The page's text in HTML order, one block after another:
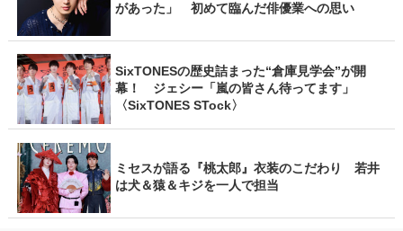
があった」 初めて臨んだ俳優業への思い
SixTONESの歴史詰まった“倉庫見学会”が開
幕！ ジェシー「嵐の皆さん待ってます」
〈SixTONES STock〉
ミセスが語る『桃太郎』衣装のこだわり 若井
は犬＆猿＆キジを一人で担当